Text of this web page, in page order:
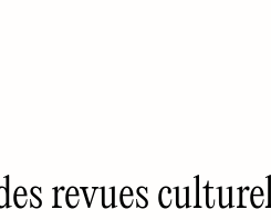
revues